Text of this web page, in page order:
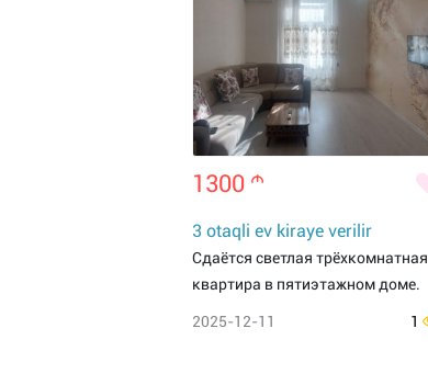
1300 m
3 otaqli ev kiraye verilir
Сдаётся светлая трёхкомнатная
квартира в пятиэтажном доме.
2025-12-11 1